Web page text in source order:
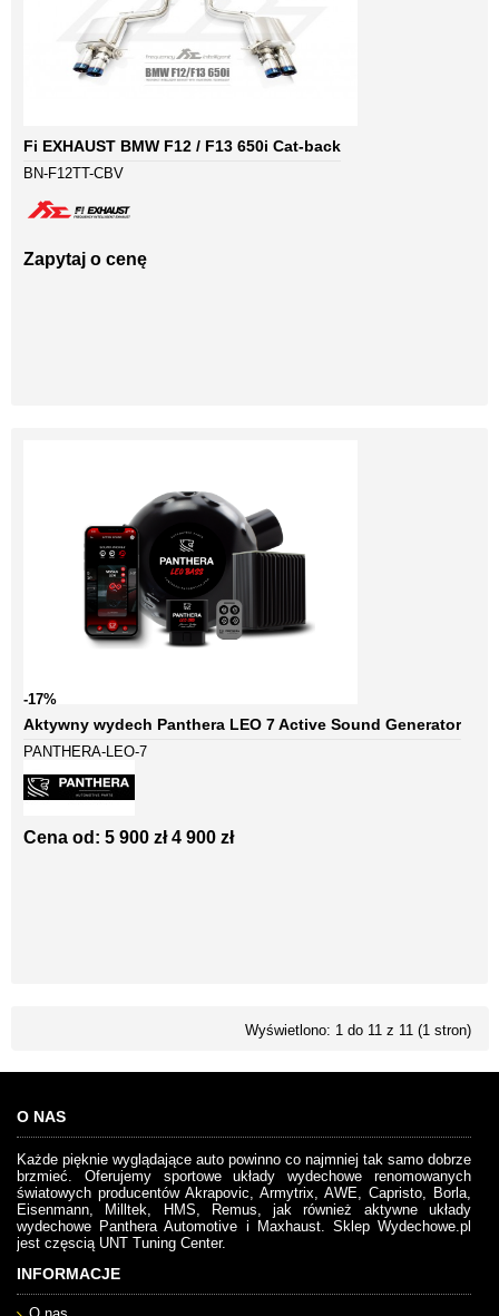
Fi EXHAUST BMW F12 / F13 650i Cat-back
BN-F12TT-CBV
Zapytaj o cenę
-17%
Aktywny wydech Panthera LEO 7 Active Sound Generator
PANTHERA-LEO-7
Cena od: 5 900 zł 4 900 zł
Wyświetlono: 1 do 11 z 11 (1 stron)
O NAS
Każde pięknie wyglądające auto powinno co najmniej tak samo dobrze
brzmieć. Oferujemy sportowe układy wydechowe renomowanych
światowych producentów Akrapovic, Armytrix, AWE, Capristo, Borla,
Eisenmann, Milltek, HMS, Remus, jak również aktywne układy
wydechowe Panthera Automotive i Maxhaust. Sklep Wydechowe.pl
jest częscią UNT Tuning Center.
INFORMACJE